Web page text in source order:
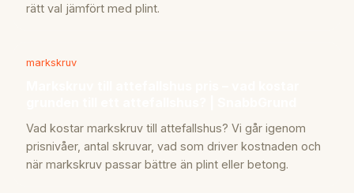
rätt val jämfört med plint.
markskruv
Vad kostar markskruv till attefallshus? Vi går igenom
prisnivåer, antal skruvar, vad som driver kostnaden och
när markskruv passar bättre än plint eller betong.